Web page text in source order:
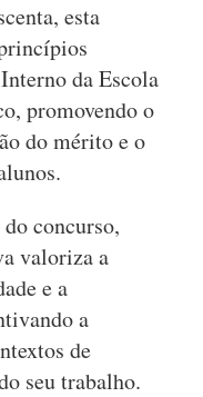
esta
da Escola
promovendo o
do mérito e o
concurso,
valoriza a
e a
a
de
seu trabalho.